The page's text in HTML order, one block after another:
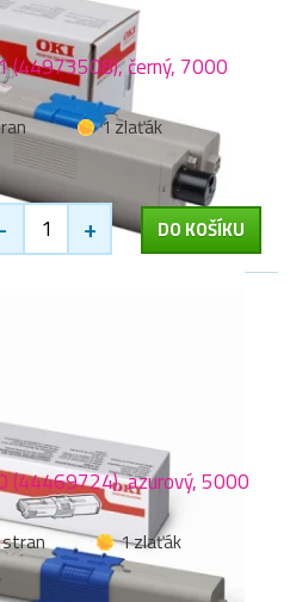
(44973508), černý, 7000
1 zlaťák
- + DO KOŠÍKU
(44469724), azurový, 5000
stran
1 zlaťák